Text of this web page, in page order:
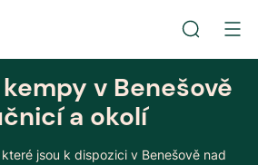
v Benešově
a okolí
jsou k dispozici v Benešově nad